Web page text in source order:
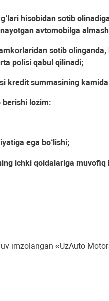
hisobidan sotib
avtomobilga
sotib
polisi qabul qilinadi;
kredit summasining
berishi lozim:
ega bo‘lishi;
ichki qoidalariga muvofiq
imzolangan «UzAuto